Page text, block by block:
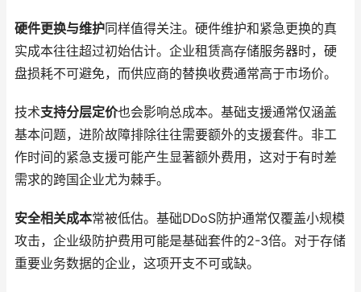
硬件更换与维护同样值得关注。硬件维护和紧急更换的真
实成本往往超过初始估计。企业租赁高存储服务器时，硬
盘损耗不可避免，而供应商的替换收费通常高于市场价。
技术支持分层定价也会影响总成本。基础支援通常仅涵盖
基本问题，进阶故障排除往往需要额外的支援套件。非工
作时间的紧急支援可能产生显著额外费用，这对于有时差
需求的跨国企业尤为棘手。
安全相关成本常被低估。基础DDoS防护通常仅覆盖小规模
攻击，企业级防护费用可能是基础套件的2-3倍。对于存储
重要业务数据的企业，这项开支不可或缺。